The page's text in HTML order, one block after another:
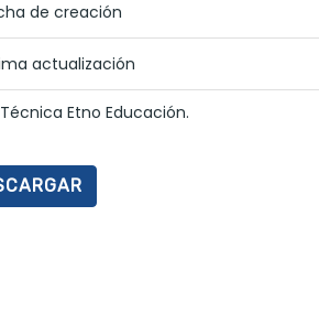
de creación
actualización
Etno Educación.